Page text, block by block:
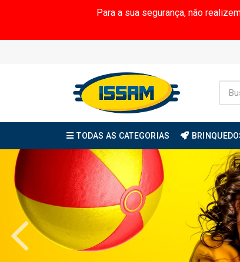
Para a sua segurança, não
TODAS AS CATEGORIAS